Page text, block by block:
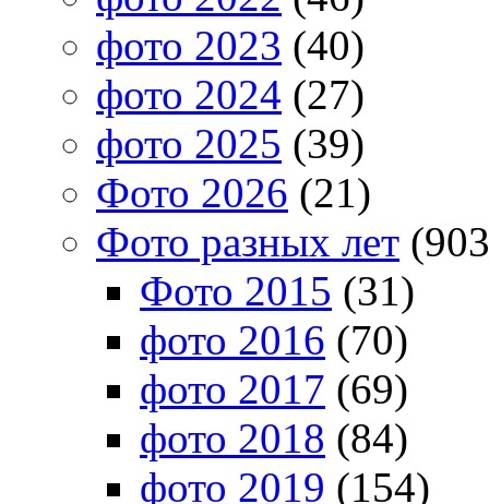
фото 2023 (40)
фото 2024 (27)
фото 2025 (39)
Фото 2026 (21)
Фото разных лет
Фото 2015 (31)
фото 2016 (70)
фото 2017 (69)
фото 2018 (84)
фото 2019 (154)